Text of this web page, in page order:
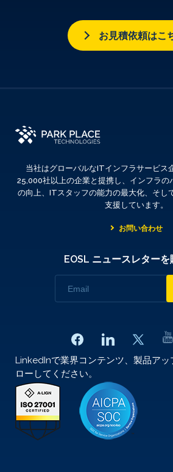
お見積依頼はこ
当社はグローバルなITインフラサービス
25,000社以上の企業と提携し、インフラの
の向上、ITスタッフの能力の最大化、そし
支援しています。
お問い合わせ
EOSL ニュースレターを
LinkedInで業界コンテンツ、製品アッ
ローしてください。